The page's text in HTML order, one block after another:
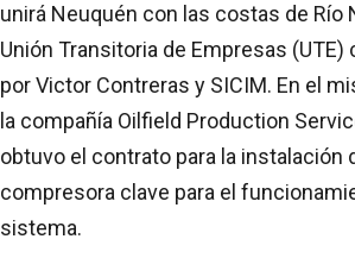
unirá Neuquén con las costas de Río
Unión Transitoria de Empresas (UTE)
por Victor Contreras y SICIM. En el
la compañía Oilfield Production
obtuvo el contrato para la instalación
compresora clave para el
sistema.